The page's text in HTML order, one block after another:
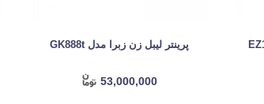
پرینتر لیبل زن زبرا مدل GK888t
53,000,000